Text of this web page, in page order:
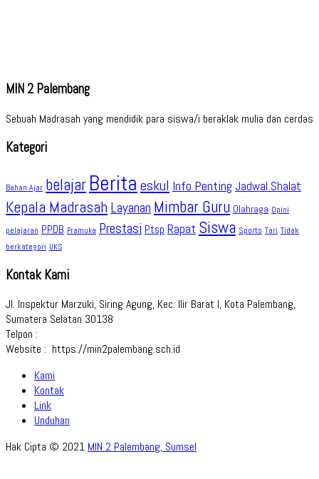
MIN 2 Palembang
Sebuah Madrasah yang mendidik para siswa/i beraklak mulia dan cerdas
Kategori
Bahan Ajar belajar Berita eskul Info Penting Jadwal Shalat
Kepala Madrasah Layanan Mimbar Guru Olahraga Opini
pelajaran PPDB Pramuka Prestasi Ptsp Rapat Siswa Sports Tari Tidak
berkategori UKS
Kontak Kami
Jl. Inspektur Marzuki, Siring Agung, Kec. Ilir Barat I, Kota Palembang,
Sumatera Selatan 30138
Telpon :
Website : https://min2palembang.sch.id
Kami
Kontak
Link
Unduhan
Hak Cipta © 2021 MIN 2 Palembang, Sumsel